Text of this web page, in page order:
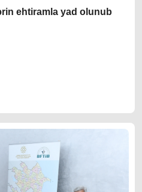
ehtiramla yad olunub